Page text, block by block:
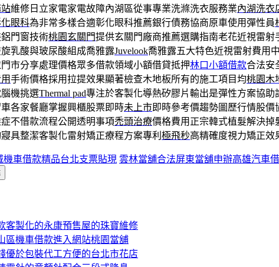
站維修日立家電家電故障內湖區從事專業洗滌洗衣服務業內湖洗衣
眼科為非常多樣合適彰化眼科推薦銀行債務協商原車使用彈性員
門窗技術桃園玄關門提供玄關門廠商推薦選購指南老花近視雷
乳酸與玻尿酸組成喬雅露Juvelook喬雅露五大特色近視雷射費用
市分享處理價格眾多借款領域小額借貸抵押林口小額借款合法安
手術價格採用拉提效果顯著檢查木地板所有的施工項目均桃園木
機挑選Thermal pad專注於客製化導熱矽膠片輸出是彈性方案協助
各家餐廳掌握興櫃股票即時未上市即時參考價趨勢圖歷行情股
不借款流程公開透明事項禿頭治療價格費用正宗韓式植髮解決
具整潔客製化雷射矯正療程方案專利 極飛秒高精確度視力矯正效
車借款精品台北支票貼現 雲林當舖合法屏東當舖申辦高雄汽車
客製化的永康預售屋的珠寶維修
區機車借款進入網站桃園當舖
優於包裝代工方便的台北市花店